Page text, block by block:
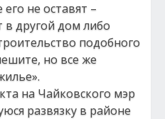
не оставят –
в другой дом либо
подобного
но все же
на Чайковского мэр
развязку в районе